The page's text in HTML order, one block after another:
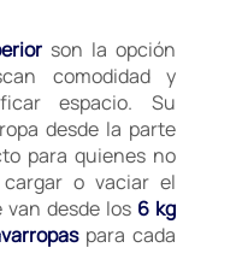
son la opción
comodidad y
espacio. Su
desde la parte
para quienes no
o vaciar el
van desde los 6 kg
para cada